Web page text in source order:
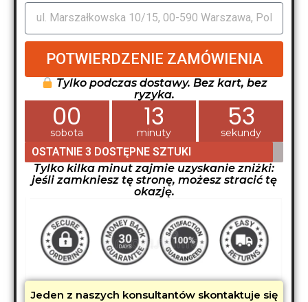
POTWIERDZENIE ZAMÓWIENIA
Tylko podczas dostawy. Bez kart, bez
ryzyka.
00
sobota 13
minuty 52
sekundy
OSTATNIE 3 DOSTĘPNE SZTUKI
Tylko kilka minut zajmie uzyskanie zniżki:
jeśli zamkniesz tę stronę, możesz stracić tę
okazję.
Jeden z naszych konsultantów skontaktuje się